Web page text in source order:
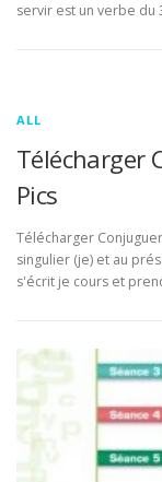
servir est un verbe du
ALL
Télécharger
Pics
Télécharger
singulier (je) et au
s'écrit je cours et